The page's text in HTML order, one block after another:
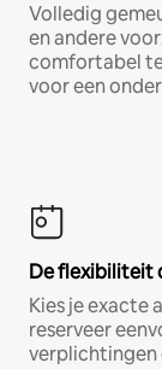
Volledig
en andere
comfortabel
voor een
De flexibiliteit
Kies je exacte
reserveer